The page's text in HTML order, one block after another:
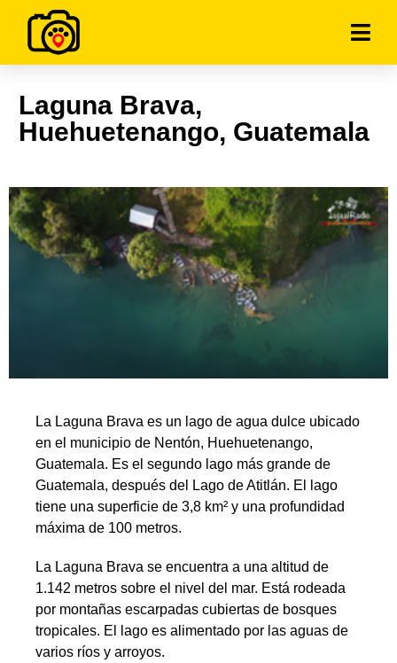
Laguna Brava,
Huehuetenango, Guatemala
La Laguna Brava es un lago de agua dulce ubicado
en el municipio de Nentón, Huehuetenango,
Guatemala. Es el segundo lago más grande de
Guatemala, después del Lago de Atitlán. El lago
tiene una superficie de 3,8 km² y una profundidad
máxima de 100 metros.
La Laguna Brava se encuentra a una altitud de
1.142 metros sobre el nivel del mar. Está rodeada
por montañas escarpadas cubiertas de bosques
tropicales. El lago es alimentado por las aguas de
varios ríos y arroyos.